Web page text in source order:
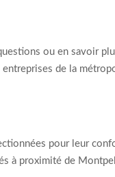
ou en savoir
entreprises de la
pour leur
à proximité de